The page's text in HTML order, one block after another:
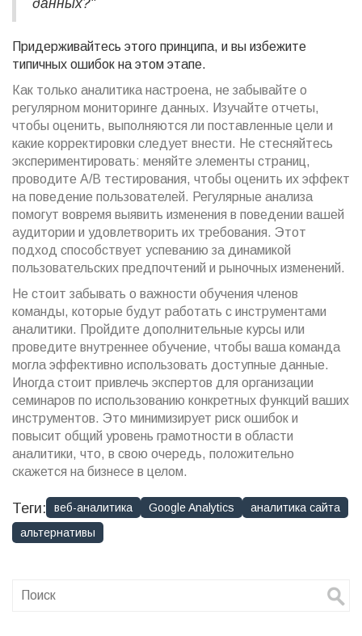
данных?"
Придерживайтесь этого принципа, и вы избежите
типичных ошибок на этом этапе.
Как только аналитика настроена, не забывайте о
регулярном мониторинге данных. Изучайте отчеты,
чтобы оценить, выполняются ли поставленные цели и
какие корректировки следует внести. Не стесняйтесь
экспериментировать: меняйте элементы страниц,
проводите A/B тестирования, чтобы оценить их эффект
на поведение пользователей. Регулярные анализа
помогут вовремя выявить изменения в поведении вашей
аудитории и удовлетворить их требования. Этот
подход способствует успеванию за динамикой
пользовательских предпочтений и рыночных изменений.
Не стоит забывать о важности обучения членов
команды, которые будут работать с инструментами
аналитики. Пройдите дополнительные курсы или
проведите внутреннее обучение, чтобы ваша команда
могла эффективно использовать доступные данные.
Иногда стоит привлечь экспертов для организации
семинаров по использованию конкретных функций ваших
инструментов. Это минимизирует риск ошибок и
повысит общий уровень грамотности в области
аналитики, что, в свою очередь, положительно
скажется на бизнесе в целом.
Теги: веб-аналитика Google Analytics
аналитика сайта
альтернативы